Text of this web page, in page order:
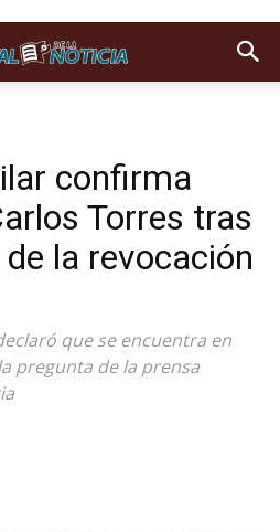
confirma
Torres tras
la revocación
que se encuentra en
pregunta de la prensa